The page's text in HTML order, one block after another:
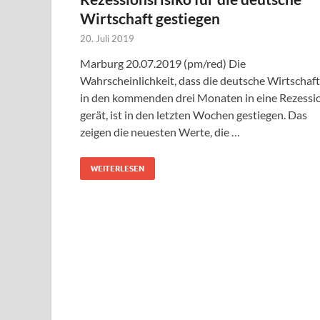
Wirtschaft gestiegen
20. Juli 2019
Marburg 20.07.2019 (pm/red) Die
Wahrscheinlichkeit, dass die deutsche Wirtschaft
in den kommenden drei Monaten in eine
gerät, ist in den letzten Wochen gestiegen. Das
zeigen die neuesten Werte, die …
WEITERLESEN